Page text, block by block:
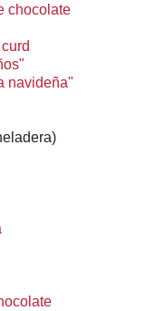
chocolate
navideña"